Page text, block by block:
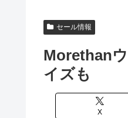
セール情報
Morethan
イズも
X